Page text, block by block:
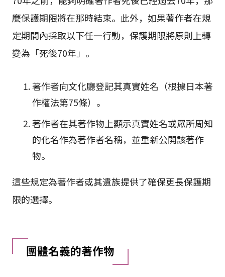
麼保護期限將在那時結束。此外，如果著作者在規
定期間內採取以下任一行動，保護期限將原則上轉
變為「死後70年」。
著作者向文化廳登記其真實姓名（根據日本著
作權法第75條）。
著作者在其著作物上顯示真實姓名或眾所周知
的化名作為著作者名稱，並重新公開該著作
物。
這些規定為著作者或其遺族提供了確保更長保護期
限的選擇。
團體名義的著作物